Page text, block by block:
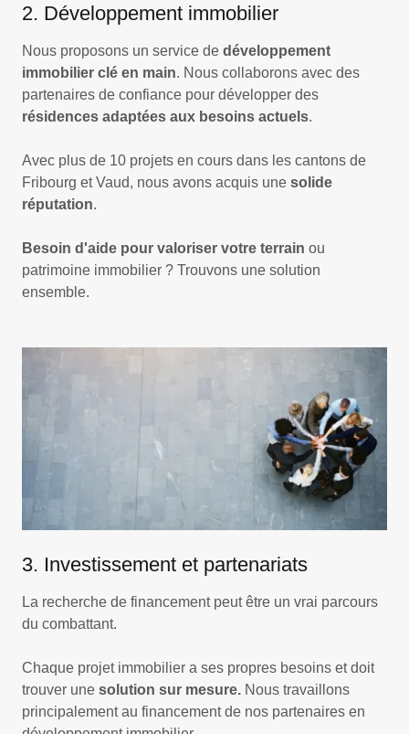
2. Développement immobilier
Nous proposons un service de développement
immobilier clé en main. Nous collaborons avec des
partenaires de confiance pour développer des
résidences adaptées aux besoins actuels.
Avec plus de 10 projets en cours dans les cantons de
Fribourg et Vaud, nous avons acquis une solide
réputation.
Besoin d'aide pour valoriser votre terrain ou
patrimoine immobilier ? Trouvons une solution
ensemble.
3. Investissement et partenariats
La recherche de financement peut être un vrai parcours
du combattant.
Chaque projet immobilier a ses propres besoins et doit
trouver une solution sur mesure. Nous travaillons
principalement au financement de nos partenaires en